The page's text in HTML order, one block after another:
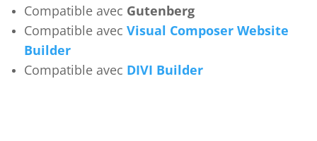
Compatible avec Gutenberg
Compatible avec Visual Composer Website
Builder
Compatible avec DIVI Builder